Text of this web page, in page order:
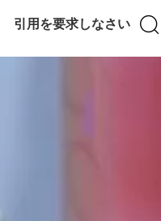
引用を要求しなさい